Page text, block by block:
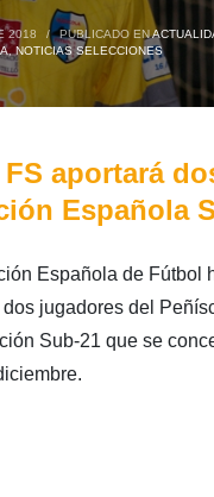
2018 / PUBLICADO EN
, NOTICIAS SELECCIONES
aportará
Española
Española de Fútbol
jugadores del
Sub-21 que se